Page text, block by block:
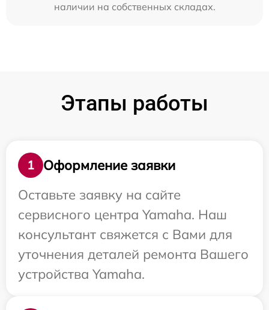
наличии на собственных складах.
Этапы работы
1
Оформление заявки
Оставьте заявку на сайте
сервисного центра Yamaha. Наш
консультант свяжется с Вами для
уточнения деталей ремонта Вашего
устройства Yamaha.